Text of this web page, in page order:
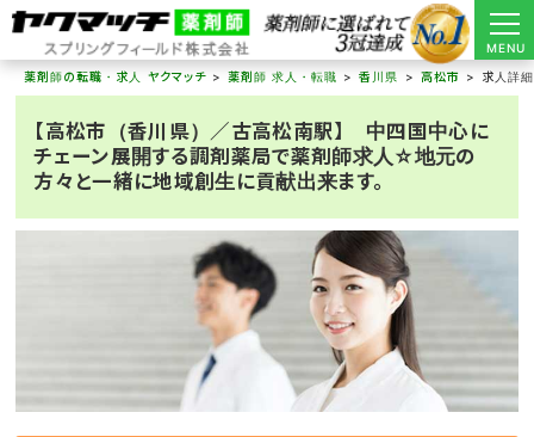
MENU
薬剤師の転職・求人 ヤクマッチ
薬剤師 求人・転職 香川県 高松市 求人詳細
【高松市（香川県）／古高松南駅】 中四国中心に
チェーン展開する調剤薬局で薬剤師求人☆地元の
方々と一緒に地域創生に貢献出来ます。